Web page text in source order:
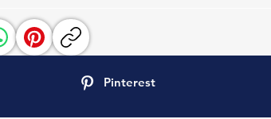
Pinterest